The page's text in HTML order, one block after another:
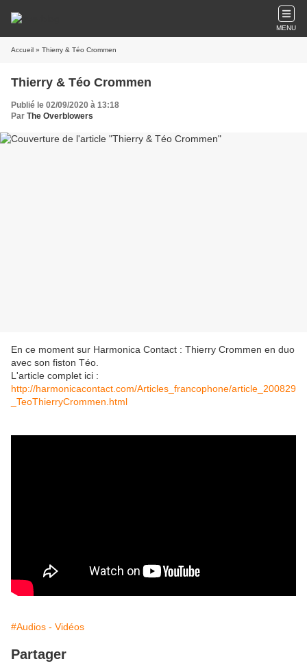
MENU
Accueil » Thierry & Téo Crommen
Thierry & Téo Crommen
Publié le 02/09/2020 à 13:18
Par The Overblowers
En ce moment sur Harmonica Contact : Thierry Crommen en duo
avec son fiston Téo.
L'article complet ici :
http://harmonicacontact.com/Articles_francophone/article_200829
_TeoThierryCrommen.html
#Audios - Vidéos
Partager